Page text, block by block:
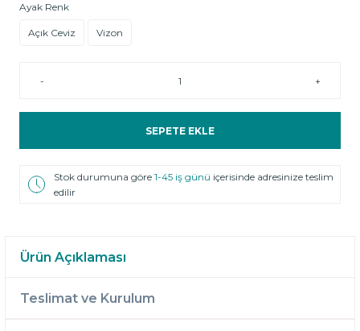
Ayak Renk
Açık Ceviz Vizon
- +
SEPETE EKLE
Stok durumuna göre1-45 iş günü içerisinde adresinize teslim
edilir
Ürün Açıklaması
Teslimat ve Kurulum